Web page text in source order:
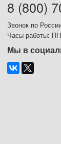
8 (800)
Звонок по
Часы работы:
Мы в